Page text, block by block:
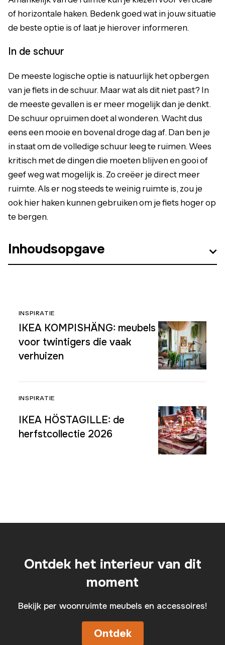
of horizontale haken. Bedenk goed wat in jouw situatie
de beste optie is of laat je hierover informeren.
In de schuur
De meeste logische optie is natuurlijk het opbergen
van je fiets in de schuur. Maar wat als dit niet past? In
de meeste gevallen is er meer mogelijk dan je denkt.
De schuur opruimen doet al wonderen. Wacht dus
eens een mooie en bovenal droge dag af. Dan ben je
in staat om de volledige schuur leeg te ruimen. Wees
kritisch met de dingen die moeten blijven en gooi of
geef weg wat mogelijk is. Zo creëer je direct meer
ruimte. Als er nog steeds te weinig ruimte is, zou je
ook hier haken kunnen gebruiken om je fiets hoger op
te bergen.
Inhoudsopgave
INSPIRATIE
IKEA KOMPISHÄNG: meubels
voor twintigers die vaak
verhuizen
INSPIRATIE
IKEA HÖSTAGILLE: de
herfstcollectie 2026
Ontdek het interieur van dit
moment
Bekijk per woonruimte meubels en accessoires!
Ontdek